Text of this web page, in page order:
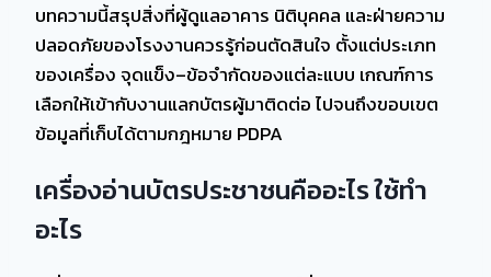
บทความนี้สรุปสิ่งที่ผู้ดูแลอาคาร นิติบุคคล และฝ่ายความ
ปลอดภัยของโรงงานควรรู้ก่อนตัดสินใจ ตั้งแต่ประเภท
ของเครื่อง จุดแข็ง–ข้อจำกัดของแต่ละแบบ เกณฑ์การ
เลือกให้เข้ากับงานแลกบัตรผู้มาติดต่อ ไปจนถึงขอบเขต
ข้อมูลที่เก็บได้ตามกฎหมาย PDPA
เครื่องอ่านบัตรประชาชนคืออะไร ใช้ทำ
อะไร